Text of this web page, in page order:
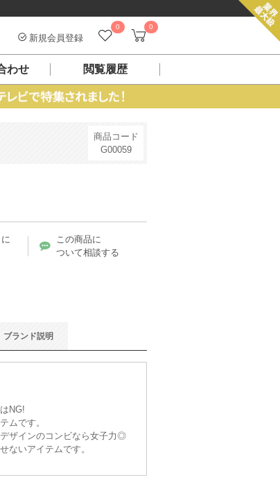
0 0
新規会員登録
わせ 閲覧履歴
商品コード
G00059
この商品に
ついて相談する
NG!
ムです。
ザインのコンビなら女子力◎
ないアイテムです。
ブランド説明